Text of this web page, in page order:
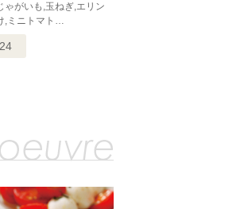
ゃがいも,玉ねぎ,エリン
,ミニトマト…